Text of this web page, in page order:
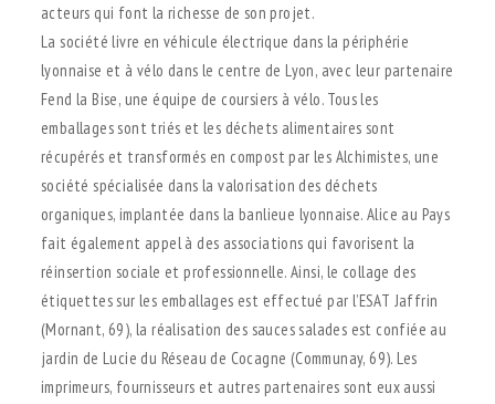
acteurs qui font la richesse de son projet.
La société livre en véhicule électrique dans la périphérie
lyonnaise et à vélo dans le centre de Lyon, avec leur partenaire
Fend la Bise, une équipe de coursiers à vélo. Tous les
emballages sont triés et les déchets alimentaires sont
récupérés et transformés en compost par les Alchimistes, une
société spécialisée dans la valorisation des déchets
organiques, implantée dans la banlieue lyonnaise. Alice au Pays
fait également appel à des associations qui favorisent la
réinsertion sociale et professionnelle. Ainsi, le collage des
étiquettes sur les emballages est effectué par l’ESAT Jaffrin
(Mornant, 69), la réalisation des sauces salades est confiée au
jardin de Lucie du Réseau de Cocagne (Communay, 69). Les
imprimeurs, fournisseurs et autres partenaires sont eux aussi